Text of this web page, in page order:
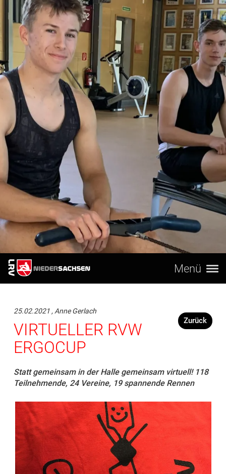
Menü
Zurück
25.02.2021, Anne Gerlach
VIRTUELLER RVW
ERGOCUP
Statt gemeinsam in der Halle gemeinsam virtuell! 118
Teilnehmende, 24 Vereine, 19 spannende Rennen